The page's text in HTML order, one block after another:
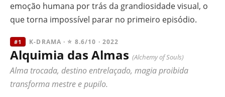
emoção humana por trás da grandiosidade visual, o
que torna impossível parar no primeiro episódio.
#1 K-DRAMA · ⭐ 8.6/10 · 2022
Alquimia das Almas (Alchemy of Souls)
Alma trocada, destino entrelaçado, magia proibida
transforma mestre e pupilo.